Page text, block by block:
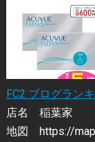
FC2 ブログラン
店名 稲葉家
地図 https://